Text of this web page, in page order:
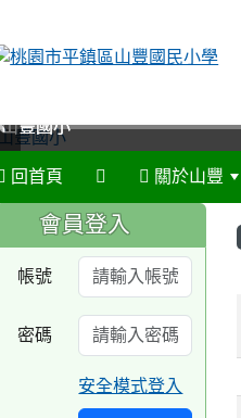
山豐國小
山豐國小
山豐國小
山豐國小
回首頁 關於山豐
會員登入
帳號
密碼
安全模式登入